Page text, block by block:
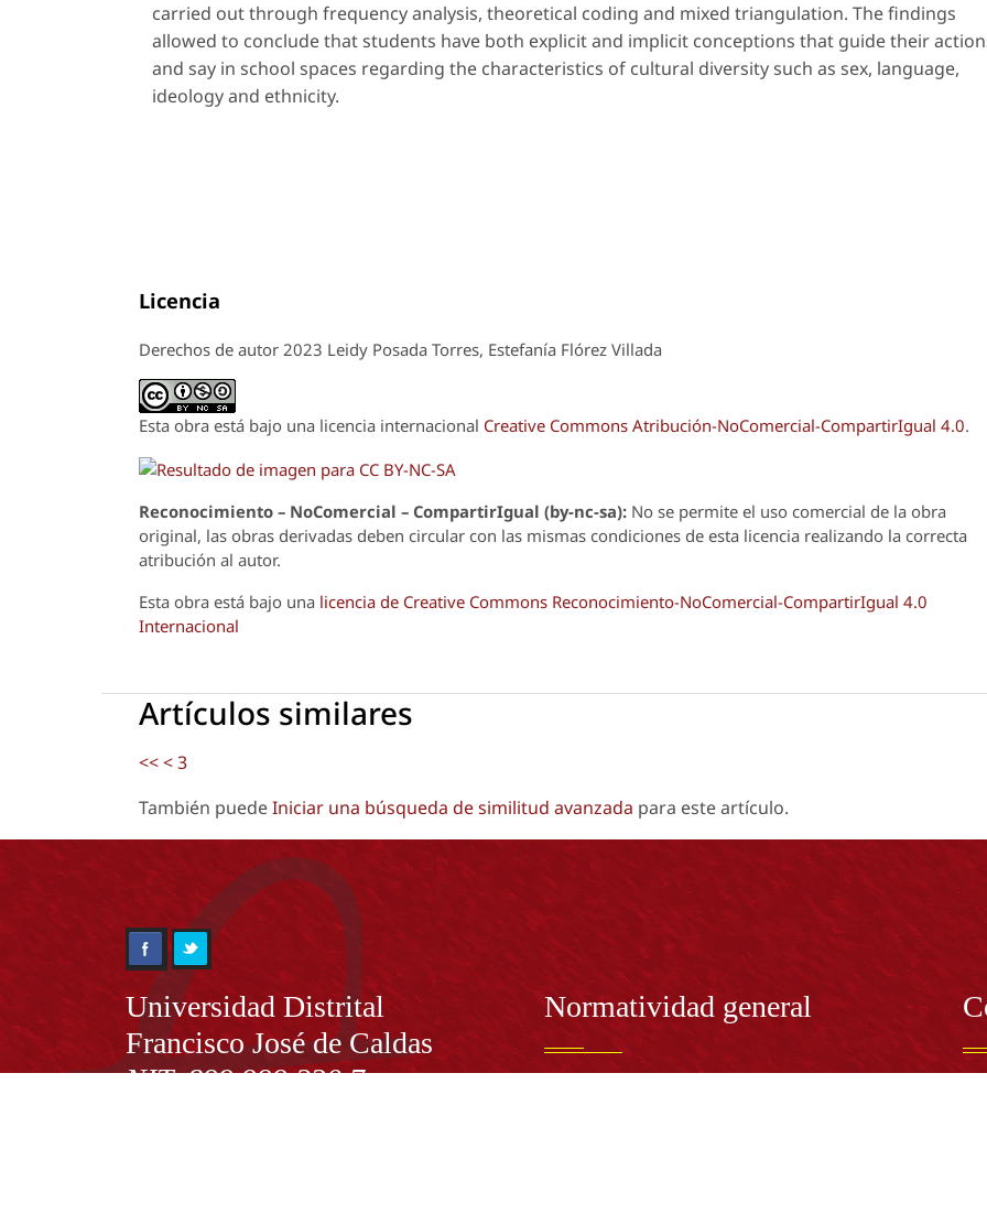
carried out through frequency analysis, theoretical coding and mixed triangulation. The findings
allowed to conclude that students have both explicit and implicit conceptions that guide their
and say in school spaces regarding the characteristics of cultural diversity such as sex, language,
ideology and ethnicity.
Licencia
Derechos de autor 2023 Leidy Posada Torres, Estefanía Flórez Villada
Esta obra está bajo una licencia internacional Creative Commons Atribución-NoComercial-CompartirIgual 4.0.
Reconocimiento – NoComercial – CompartirIgual (by-nc-sa): No se permite el uso comercial de la obra
original, las obras derivadas deben circular con las mismas condiciones de esta licencia realizando la correcta
atribución al autor.
Esta obra está bajo una licencia de Creative Commons Reconocimiento-NoComercial-CompartirIgual 4.0
Internacional
Artículos similares
<<<3
También puedeIniciar una búsqueda de similitud avanzada para este artículo.
Información
Universidad Distrital
Francisco José de Caldas
NIT. 899.999.230.7
Normatividad general